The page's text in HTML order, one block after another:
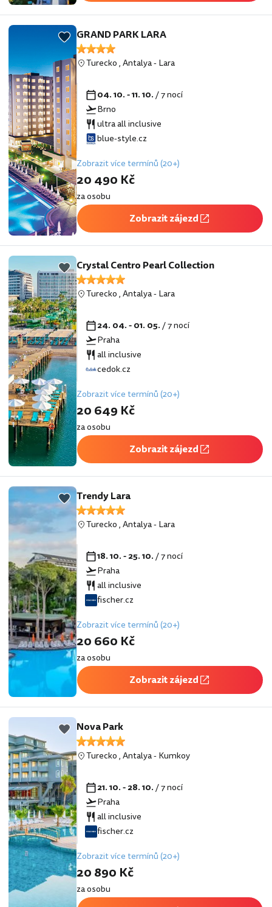
GRAND PARK LARA
Turecko,Antalya-Lara
04. 10. - 11. 10./ 7 nocí
Brno
ultra all inclusive
blue-style.cz
Zobrazit více termínů (20+)
20 490 Kč
za osobu
Zobrazit zájezd
Crystal Centro Pearl Collection
Turecko,Antalya-Lara
24. 04. - 01. 05./ 7 nocí
Praha
all inclusive
cedok.cz
Zobrazit více termínů (20+)
20 649 Kč
za osobu
Zobrazit zájezd
Trendy Lara
Turecko,Antalya-Lara
18. 10. - 25. 10./ 7 nocí
Praha
all inclusive
fischer.cz
Zobrazit více termínů (20+)
20 660 Kč
za osobu
Zobrazit zájezd
Nova Park
Turecko,Antalya-Kumkoy
21. 10. - 28. 10./ 7 nocí
Praha
all inclusive
fischer.cz
Zobrazit více termínů (20+)
20 890 Kč
za osobu